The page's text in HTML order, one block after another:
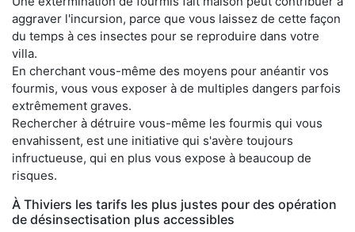
aggraver l'incursion, parce que vous laissez de cette façon
du temps à ces insectes pour se reproduire dans votre
villa.
En cherchant vous-même des moyens pour anéantir vos
fourmis, vous vous exposer à de multiples dangers parfois
extrêmement graves.
Rechercher à détruire vous-même les fourmis qui vous
envahissent, est une initiative qui s'avère toujours
infructueuse, qui en plus vous expose à beaucoup de
risques.
À Thiviers les tarifs les plus justes pour des opération
de désinsectisation plus accessibles